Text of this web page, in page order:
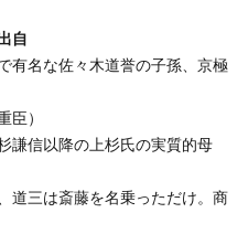
自
有名な佐々木道誉の子孫、京極
臣）
謙信以降の上杉氏の実質的母
道三は斎藤を名乗っただけ。商